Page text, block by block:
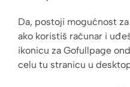
Da, postoji mogućnost
ako koristiš računar i
ikonicu za Gofullpage
celu tu stranicu u